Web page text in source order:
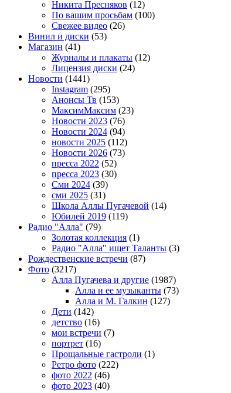
Никита Пресняков (12)
По вашим просьбам (100)
Свежее видео (26)
Винил и диски (53)
Магазин (41)
Журналы и плакаты (12)
Лицензия диски (24)
Новости (1441)
Instagram (295)
Анонсы Тв (153)
МаксимМаксим (23)
Новости 2023 (76)
Новости 2024 (94)
новости 2025 (112)
Новости 2026 (73)
пресса 2022 (52)
пресса 2023 (30)
Сми 2024 (39)
сми 2025 (31)
Школа Аллы Пугачевой (14)
Юбилей 2019 (119)
Радио "Алла" (79)
Золотая коллекция (1)
Радио "Алла" ищет Таланты (3)
Рождественские встречи (87)
Фото (3217)
Алла Пугачева и другие (1987)
Алла и ее музыканты (73)
Алла и М. Галкин (127)
Дети (142)
детство (16)
мои встречи (7)
портрет (16)
Прощальные гастроли (1)
Ретро фото (222)
фото 2022 (46)
фото 2023 (40)